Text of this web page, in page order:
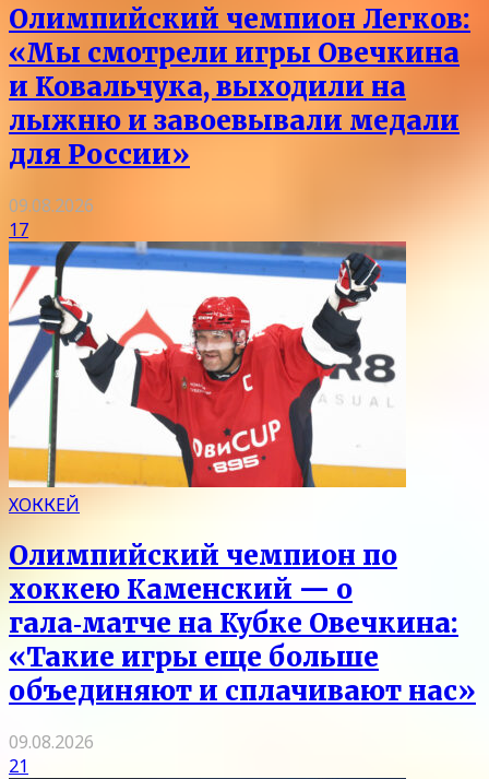
Олимпийский чемпион Легков:
«Мы смотрели игры Овечкина
и Ковальчука, выходили на
лыжню и завоевывали медали
для России»
09.08.2026
17
ХОККЕЙ
Олимпийский чемпион по
хоккею Каменский — о
гала‑матче на Кубке Овечкина:
«Такие игры еще больше
объединяют и сплачивают нас»
09.08.2026
21